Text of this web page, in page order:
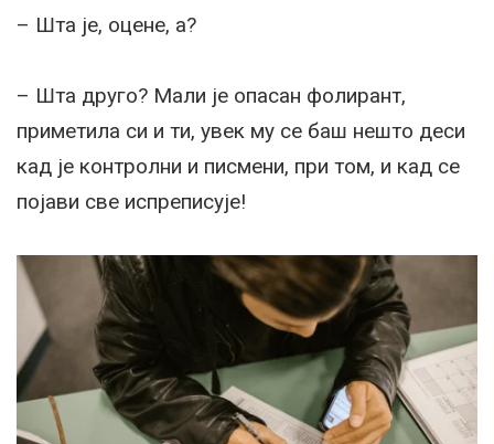
– Шта је, оцене, а?
– Шта друго? Мали је опасан фолирант,
приметила си и ти, увек му се баш нешто деси
кад је контролни и писмени, при том, и кад се
појави све испреписује!